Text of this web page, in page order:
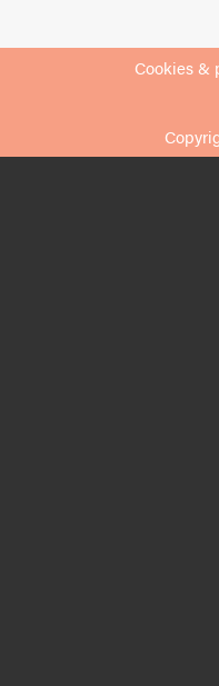
Cookies &